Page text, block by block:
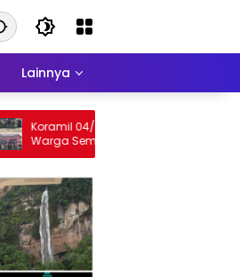
Lainnya
Koramil 04/LL Kodim 013/Padang Ajak
Warga Semarakkan HUT Ke-81 RI
Sepanjang Agustus